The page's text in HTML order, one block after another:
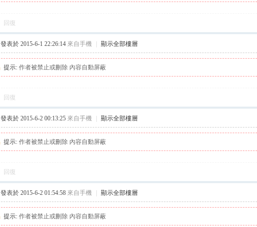
回復
發表於 2015-6-1 22:26:14 來自手機 顯示全部樓層
提示: 作者被禁止或刪除 內容自動屏蔽
回復
發表於 2015-6-2 00:13:25 來自手機 顯示全部樓層
提示: 作者被禁止或刪除 內容自動屏蔽
回復
發表於 2015-6-2 01:54:58 來自手機 顯示全部樓層
提示: 作者被禁止或刪除 內容自動屏蔽